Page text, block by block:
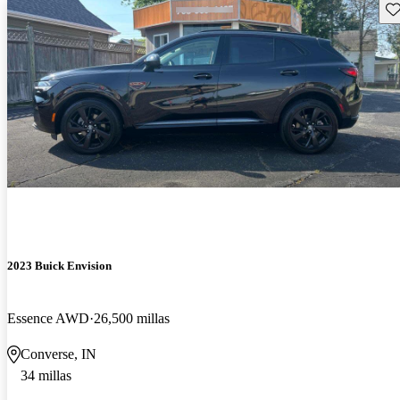
2023 Buick Envision
Essence AWD 26,500 millas
Converse, IN
34 millas